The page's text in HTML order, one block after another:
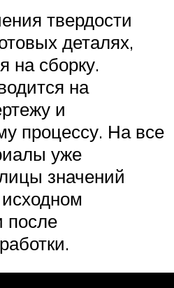
твердости
деталях,
на сборку.
на
и
процессу. На все
уже
значений
после